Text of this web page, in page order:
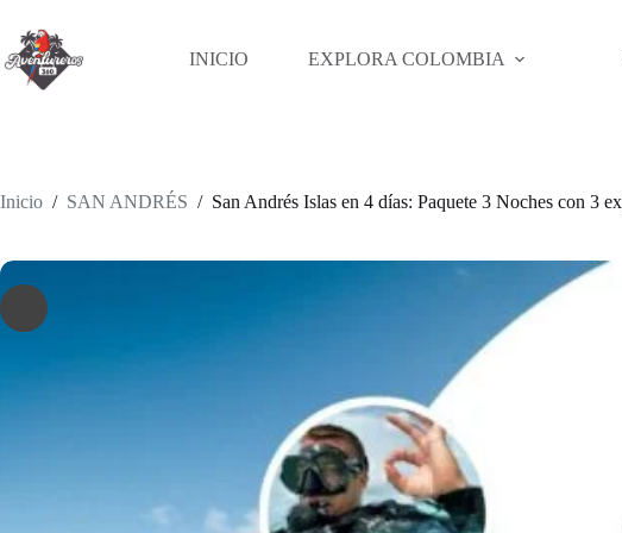
contenido
INICIO EXPLORA COLOMBIA
Inicio / SAN ANDRÉS / San Andrés Islas en 4 días: Paquete 3 Noches con 3